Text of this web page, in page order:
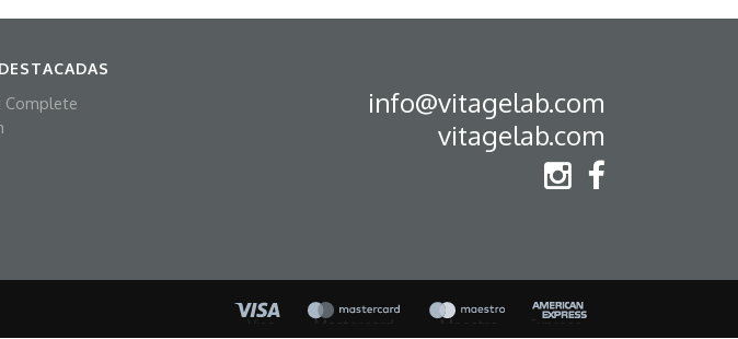
Complete
info@vitagelab.com
vitagelab.com
Mastercard